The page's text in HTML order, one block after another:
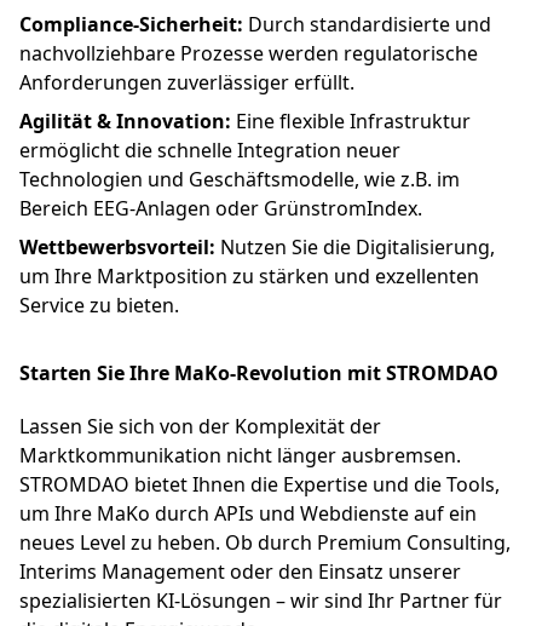
Compliance-Sicherheit: Durch standardisierte und
nachvollziehbare Prozesse werden regulatorische
Anforderungen zuverlässiger erfüllt.
Agilität & Innovation: Eine flexible Infrastruktur
ermöglicht die schnelle Integration neuer
Technologien und Geschäftsmodelle, wie z.B. im
Bereich EEG-Anlagen oder GrünstromIndex.
Wettbewerbsvorteil: Nutzen Sie die Digitalisierung,
um Ihre Marktposition zu stärken und exzellenten
Service zu bieten.
Starten Sie Ihre MaKo-Revolution mit STROMDAO
Lassen Sie sich von der Komplexität der
Marktkommunikation nicht länger ausbremsen.
STROMDAO bietet Ihnen die Expertise und die Tools,
um Ihre MaKo durch APIs und Webdienste auf ein
neues Level zu heben. Ob durch Premium Consulting,
Interims Management oder den Einsatz unserer
spezialisierten KI-Lösungen – wir sind Ihr Partner für